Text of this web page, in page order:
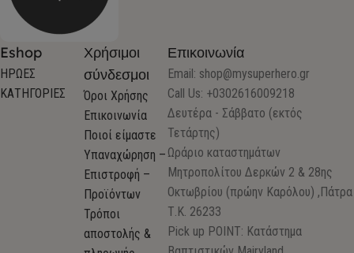
Eshop
ΗΡΩΕΣ
ΚΑΤΗΓΟΡΙΕΣ
Χρήσιμοι
σύνδεσμοι
Όροι Χρήσης
Επικοινωνία
Ποιοί είμαστε
Υπαναχώρηση –
Επιστροφή –
Προϊόντων
Τρόποι
αποστολής &
Επικοινωνία
Email: shop@mysuperhero.gr
Call Us: +0302616009218
Δευτέρα - Σάββατο (εκτός
Τετάρτης)
Ωράριο καταστημάτων
Μητροπολίτου Δερκών 2 & 28ης
Οκτωβρίου (πρώην Καρόλου) ,Πάτρα
Τ.Κ. 26233
Pick up POINT: Κατάστημα